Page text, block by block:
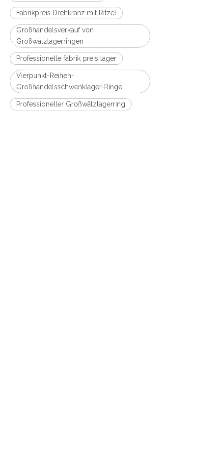
Fabrikpreis Drehkranz mit Ritzel
Großhandelsverkauf von
Großwälzlagerringen
Professionelle fabrik preis lager
Vierpunkt-Reihen-
Großhandelsschwenklager-Ringe
Professioneller Großwälzlagerring